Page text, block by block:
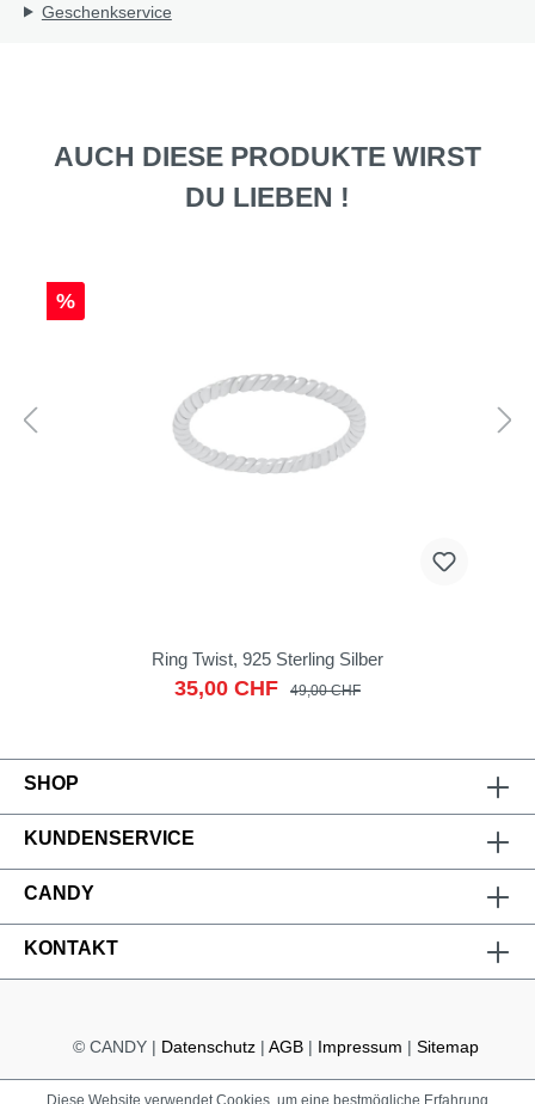
Geschenkservice
AUCH DIESE PRODUKTE WIRST
DU LIEBEN !
%
Ring Twist, 925 Sterling Silber
35,00 CHF 49,00 CHF
KONTAKT
SHOP
KUNDENSERVICE
CANDY
© CANDY | Datenschutz | AGB | Impressum | Sitemap
Diese Website verwendet Cookies, um eine bestmögliche Erfahrung